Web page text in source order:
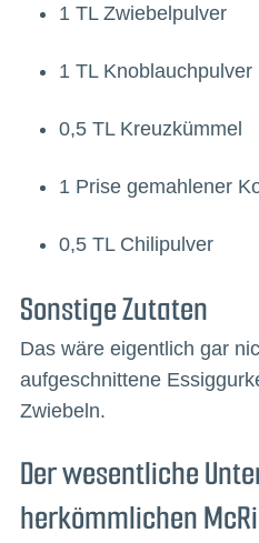
1 TL Zwiebelpulver
1 TL Knoblauchpulver
0,5 TL Kreuzkümmel
1 Prise gemahlener
0,5 TL Chilipulver
Sonstige Zutaten
Das wäre eigentlich gar
aufgeschnittene
Zwiebeln.
Der wesentliche
herkömmlichen